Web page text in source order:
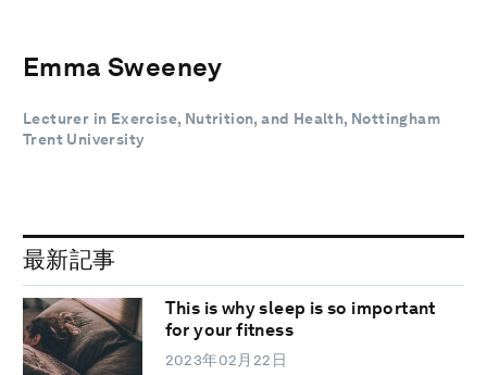
Emma Sweeney
Lecturer in Exercise, Nutrition, and Health, Nottingham
Trent University
最新記事
This is why sleep is so important
for your fitness
2023年02月22日